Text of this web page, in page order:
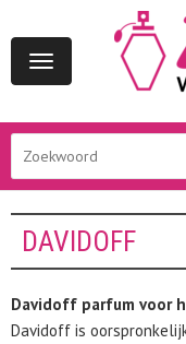
Toggle
navigation
DAVIDOFF
Davidoff parfum voor
Davidoff is